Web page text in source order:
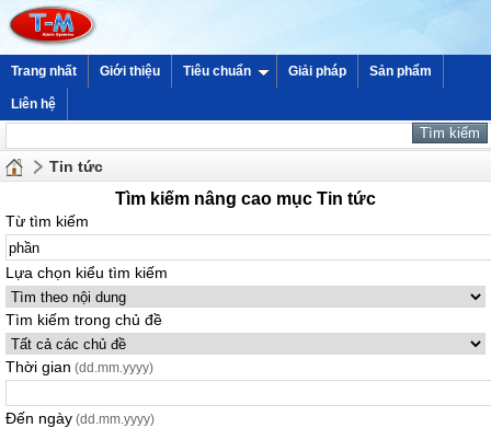
Trang nhất Giới thiệu Tiêu chuẩn Giải pháp Sản phẩm
Liên hệ
Tin tức
Tìm kiếm nâng cao mục Tin tức
Từ tìm kiếm
Lựa chọn kiểu tìm kiếm
Tìm kiếm trong chủ đề
Thời gian (dd.mm.yyyy)
Đến ngày (dd.mm.yyyy)